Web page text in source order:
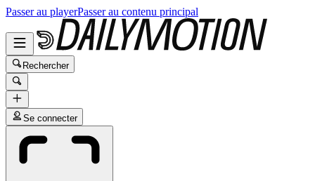
Passer au playerPasser au contenu principal
Rechercher
Se connecter